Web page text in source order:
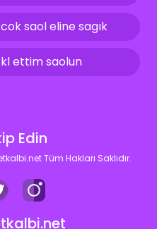
saol eline sagık
ettim saolun
Edin
Tüm Hakları Saklıdır.